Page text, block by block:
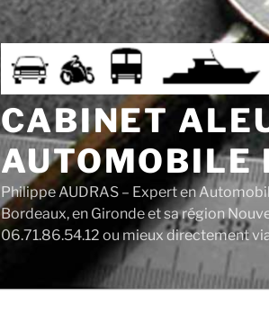
CABINET
AUTOMOBILE
Philippe AUDRAS – Expert en
Bordeaux, en Gironde et sa région
06.71.86.54.12 ou mieux directement